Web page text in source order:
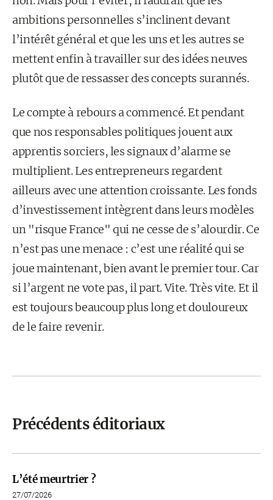
ambitions personnelles s’inclinent devant
l’intérêt général et que les uns et les autres se
mettent enfin à travailler sur des idées neuves
plutôt que de ressasser des concepts surannés.
Le compte à rebours a commencé. Et pendant
que nos responsables politiques jouent aux
apprentis sorciers, les signaux d’alarme se
multiplient. Les entrepreneurs regardent
ailleurs avec une attention croissante. Les fonds
d’investissement intègrent dans leurs modèles
un "risque France" qui ne cesse de s’alourdir. Ce
n’est pas une menace : c’est une réalité qui se
joue maintenant, bien avant le premier tour. Car
si l’argent ne vote pas, il part. Vite. Très vite. Et il
est toujours beaucoup plus long et douloureux
de le faire revenir.
Précédents éditoriaux
L’été meurtrier ?
27/07/2026